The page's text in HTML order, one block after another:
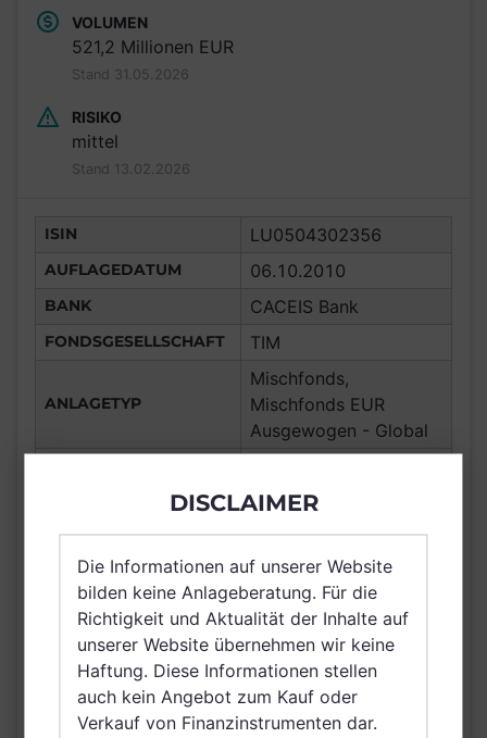
VOLUMEN
521,2 Millionen EUR
Stand 31.05.2026
RISIKO
mittel
Stand 13.02.2026
ISIN LU0504302356
AUFLAGEDATUM 06.10.2010
BANK CACEIS Bank
FONDSGESELLSCHAFT TIM
ANLAGETYP
Mischfonds,
Mischfonds EUR
Ausgewogen - Global
thesaurierend
WÄHRUNG EUR
VERTRIEBSZULASSUNG
Frankreich,
Deutschland, Spanien,
Luxemburg, Dänemark,
Belgien, Netherlands
(Kingdom of the)
AUSGABEAUFSCHLAG N/A
DISCLAIMER
Die Informationen auf unserer Website
bilden keine Anlageberatung. Für die
Richtigkeit und Aktualität der Inhalte auf
unserer Website übernehmen wir keine
Haftung. Diese Informationen stellen
auch kein Angebot zum Kauf oder
Verkauf von Finanzinstrumenten dar.